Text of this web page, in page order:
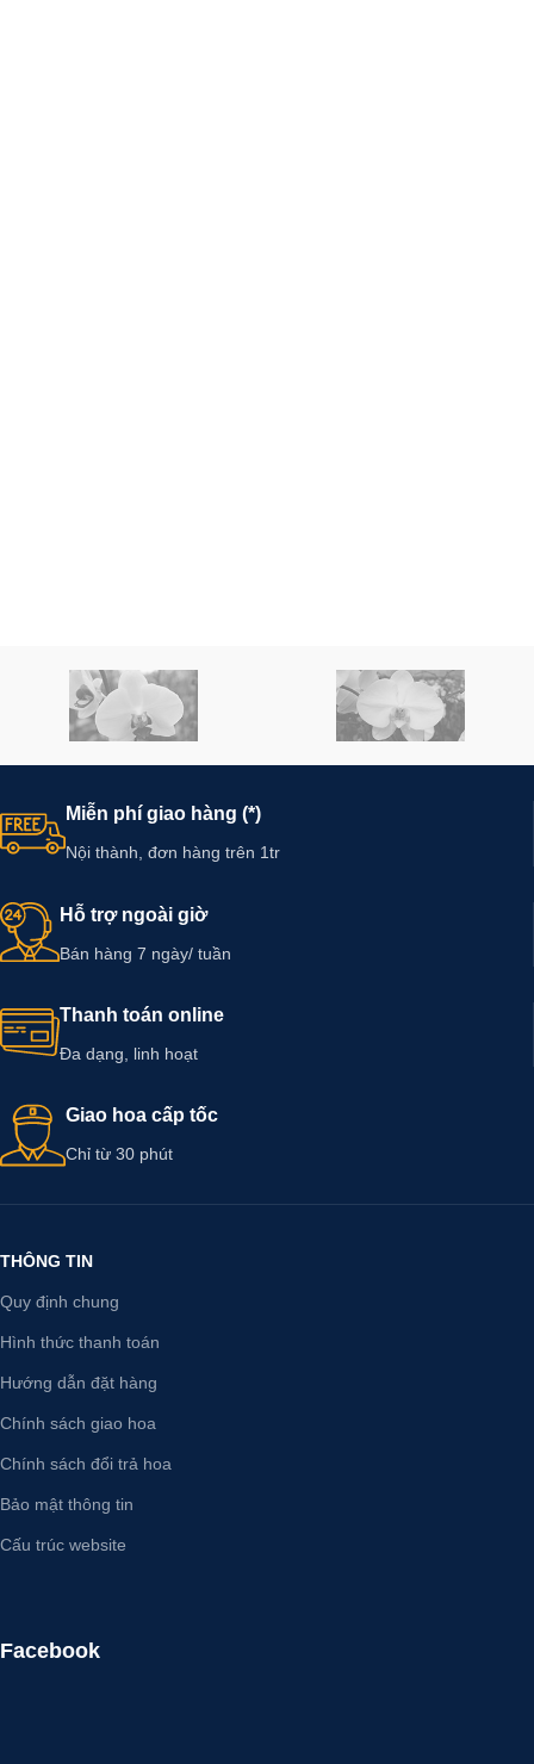
Miễn phí giao hàng (*)
Nội thành, đơn hàng trên 1tr
Hỗ trợ ngoài giờ
Bán hàng 7 ngày/ tuần
Thanh toán online
Đa dạng, linh hoạt
Giao hoa cấp tốc
Chỉ từ 30 phút
THÔNG TIN
Quy định chung
Hình thức thanh toán
Hướng dẫn đặt hàng
Chính sách giao hoa
Chính sách đổi trả hoa
Bảo mật thông tin
Cấu trúc website
Facebook